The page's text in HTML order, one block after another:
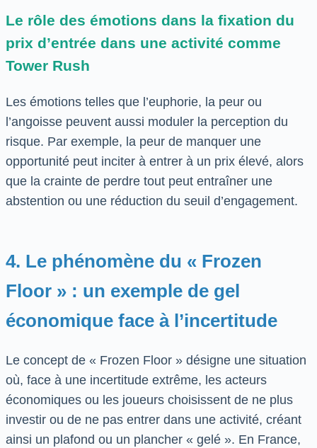
Le rôle des émotions dans la fixation du
prix d’entrée dans une activité comme
Tower Rush
Les émotions telles que l’euphorie, la peur ou
l’angoisse peuvent aussi moduler la perception du
risque. Par exemple, la peur de manquer une
opportunité peut inciter à entrer à un prix élevé, alors
que la crainte de perdre tout peut entraîner une
abstention ou une réduction du seuil d’engagement.
4. Le phénomène du « Frozen
Floor » : un exemple de gel
économique face à l’incertitude
Le concept de « Frozen Floor » désigne une situation
où, face à une incertitude extrême, les acteurs
économiques ou les joueurs choisissent de ne plus
investir ou de ne pas entrer dans une activité, créant
ainsi un plafond ou un plancher « gelé ». En France,